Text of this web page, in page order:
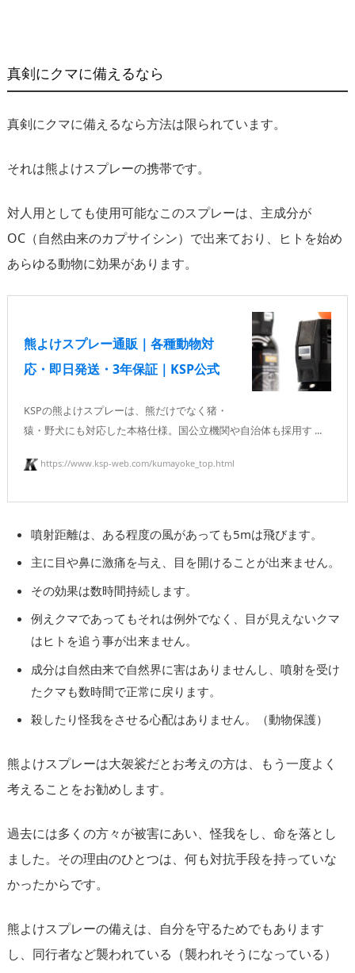
真剣にクマに備えるなら
真剣にクマに備えるなら方法は限られています。
それは熊よけスプレーの携帯です。
対人用としても使用可能なこのスプレーは、主成分が
OC（自然由来のカプサイシン）で出来ており、ヒトを始め
あらゆる動物に効果があります。
熊よけスプレー通販｜各種動物対
応・即日発送・3年保証｜KSP公式
KSPの熊よけスプレーは、熊だけでなく猪・
猿・野犬にも対応した本格仕様。国公立機関や自治体も採用す ...
https://www.ksp-web.com/kumayoke_top.html
噴射距離は、ある程度の風があっても5mは飛びます。
主に目や鼻に激痛を与え、目を開けることが出来ません。
その効果は数時間持続します。
例えクマであってもそれは例外でなく、目が見えないクマ
はヒトを追う事が出来ません。
成分は自然由来で自然界に害はありませんし、噴射を受け
たクマも数時間で正常に戻ります。
殺したり怪我をさせる心配はありません。（動物保護）
熊よけスプレーは大袈裟だとお考えの方は、もう一度よく
考えることをお勧めします。
過去には多くの方々が被害にあい、怪我をし、命を落とし
ました。その理由のひとつは、何も対抗手段を持っていな
かったからです。
熊よけスプレーの備えは、自分を守るためでもあります
し、同行者など襲われている（襲われそうになっている）